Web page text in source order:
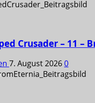
Crusader – 11 –
7. August 20260